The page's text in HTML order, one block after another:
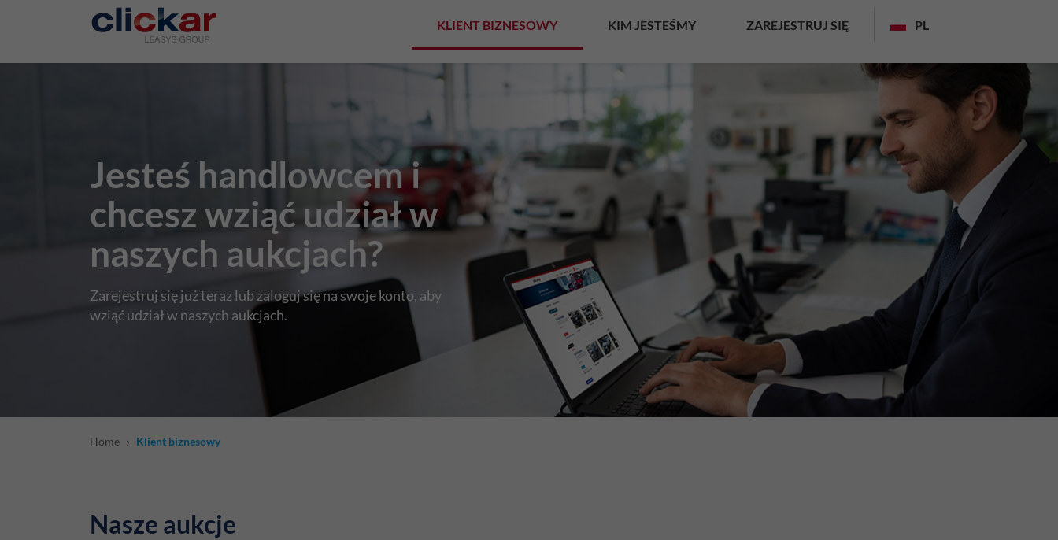
Salta al contenuto principale
KLIENT BIZNESOWY
KIM JESTEŚMY ZAREJESTRUJ SIĘ PL
Jesteś handlowcem i
chcesz wziąć udział w
naszych aukcjach?
Zarejestruj się już teraz lub zaloguj się na swoje konto, aby
wziąć udział w naszych aukcjach.
Home › Klient biznesowy
Nasze aukcje